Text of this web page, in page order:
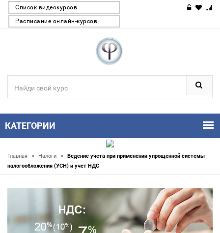
Список видеокурсов
Расписание онлайн-курсов
КАТЕГОРИИ
Главная » Налоги »
Ведение учета при применении упрощенной системы
налогообложения (УСН) и учет НДС